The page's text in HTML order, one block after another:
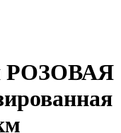
РОЗОВАЯ